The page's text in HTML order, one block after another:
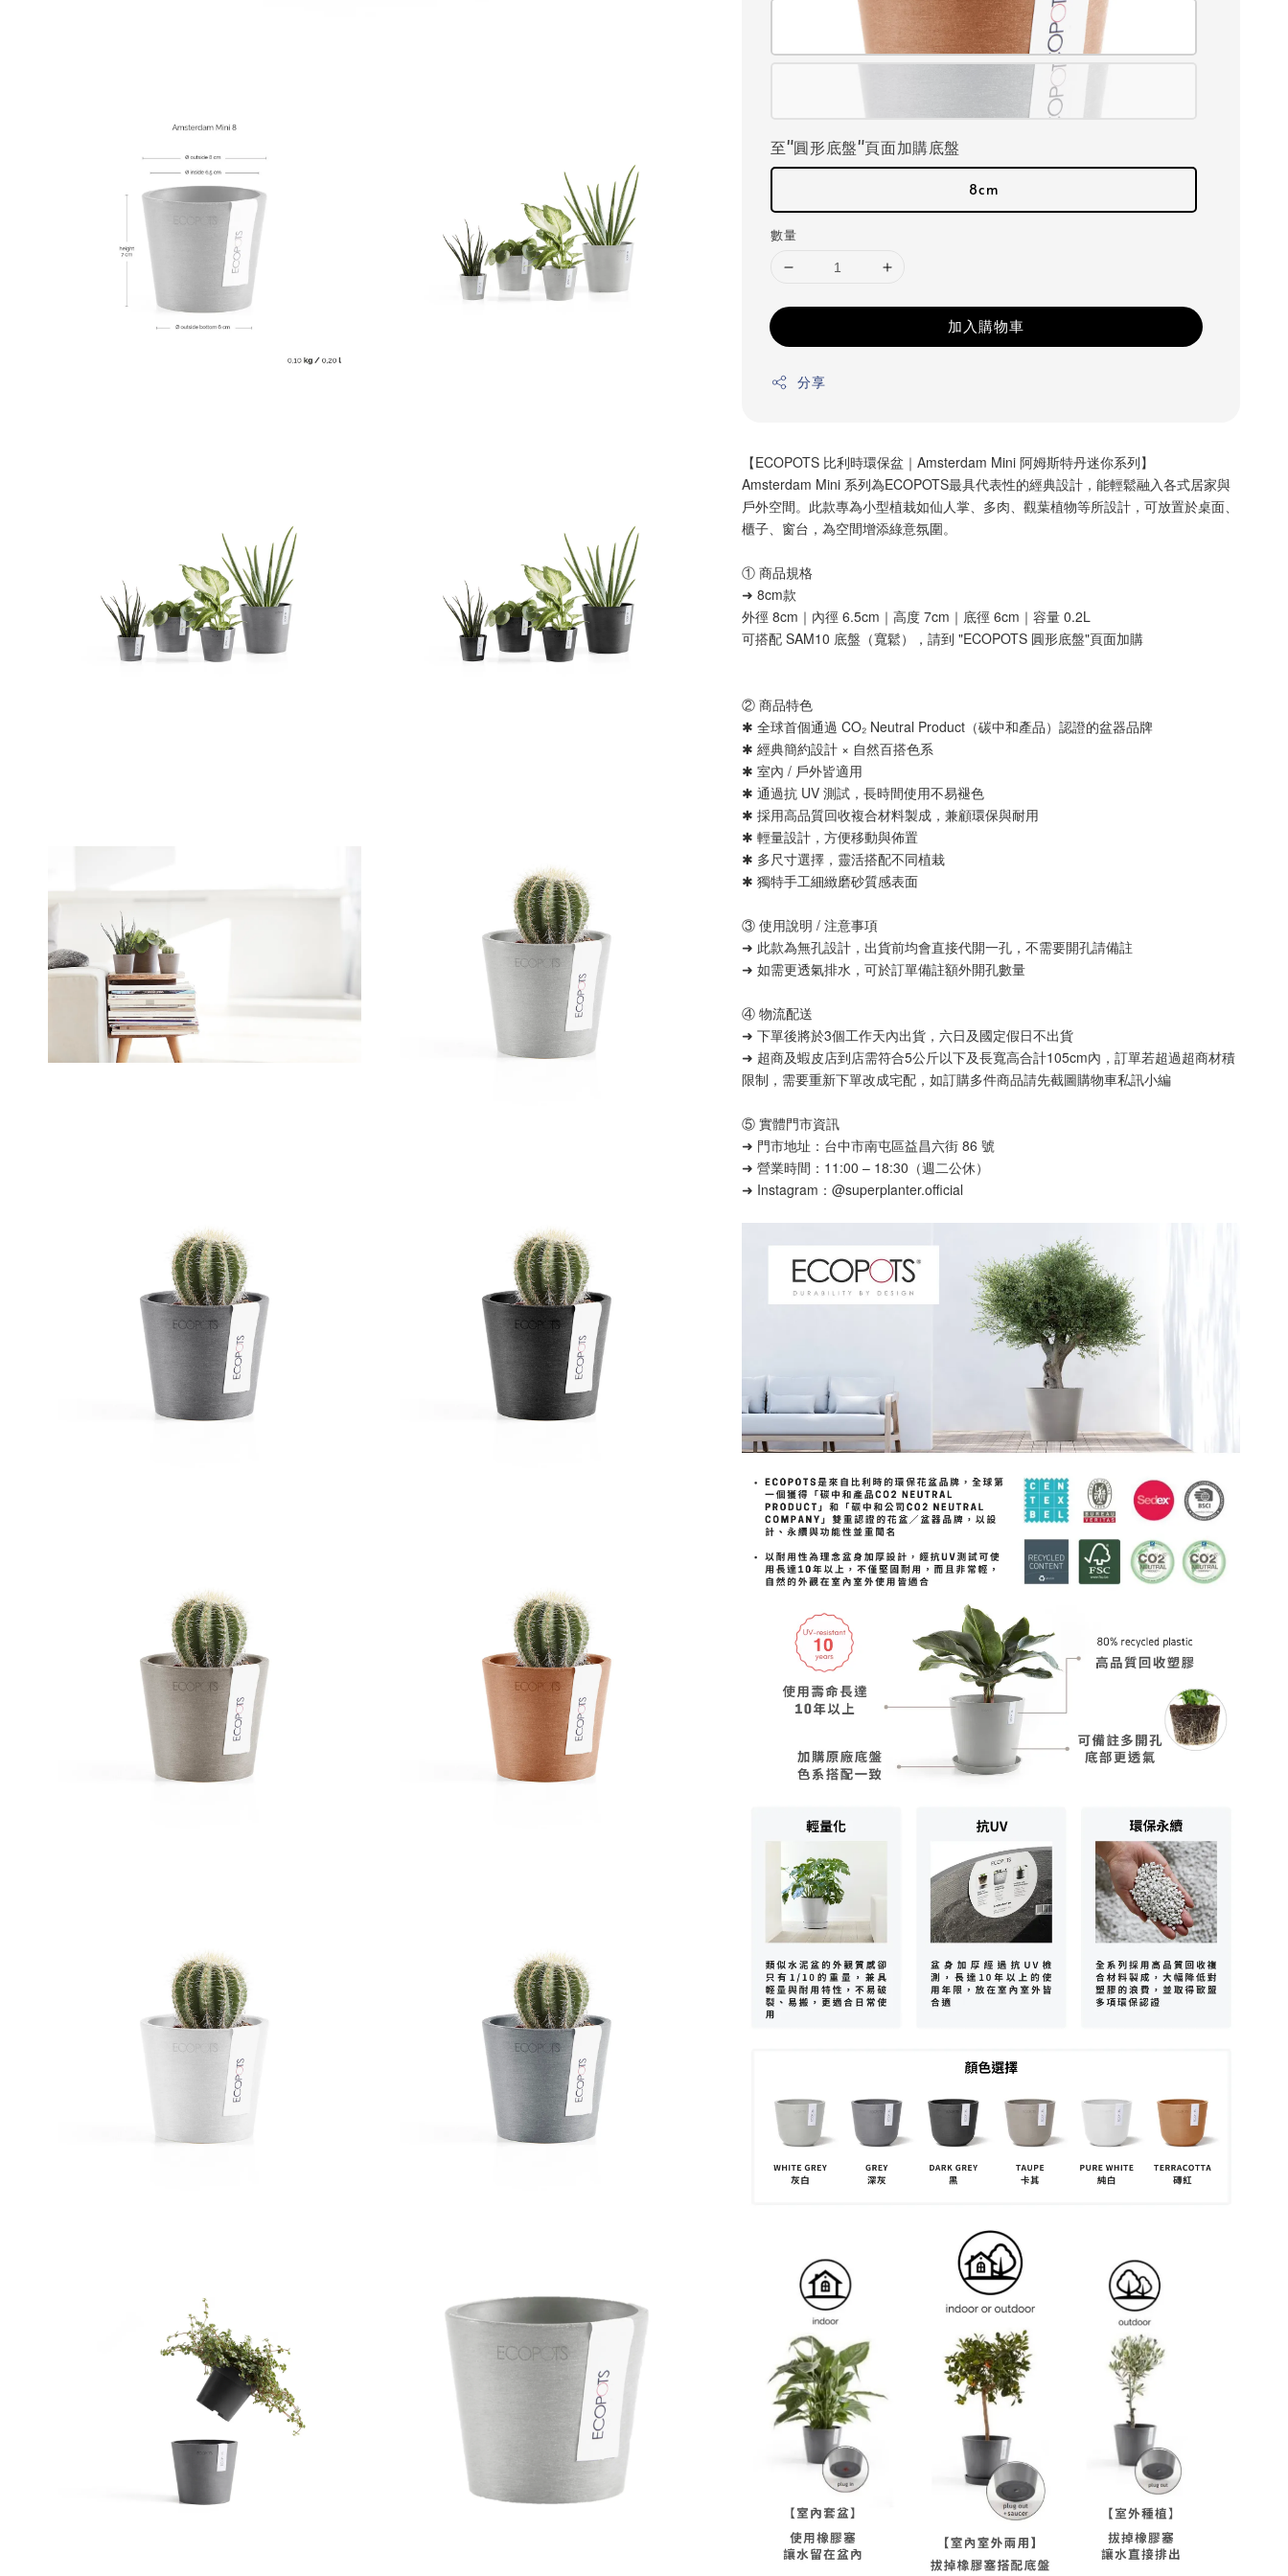
至"圓形底盤"頁面加購底盤
8cm
數量
加入購物車
分享
【ECOPOTS 比利時環保盆｜Amsterdam Mini 阿姆斯特丹迷你系列】
Amsterdam Mini 系列為ECOPOTS最具代表性的經典設計，能輕鬆融入各式居家與
戶外空間。此款專為小型植栽如仙人掌、多肉、觀葉植物等所設計，可放置於桌面、
櫃子、窗台，為空間增添綠意氛圍。
① 商品規格
➜ 8cm款
外徑 8cm｜內徑 6.5cm｜高度 7cm｜底徑 6cm｜容量 0.2L
可搭配 SAM10 底盤（寬鬆），請到 "ECOPOTS 圓形底盤"頁面加購
② 商品特色
✱ 全球首個通過 CO₂ Neutral Product（碳中和產品）認證的盆器品牌
✱ 經典簡約設計 × 自然百搭色系
✱ 室內 / 戶外皆適用
✱ 通過抗 UV 測試，長時間使用不易褪色
✱ 採用高品質回收複合材料製成，兼顧環保與耐用
✱ 輕量設計，方便移動與佈置
✱ 多尺寸選擇，靈活搭配不同植栽
✱ 獨特手工細緻磨砂質感表面
③ 使用說明 / 注意事項
➜ 此款為無孔設計，出貨前均會直接代開一孔，不需要開孔請備註
➜ 如需更透氣排水，可於訂單備註額外開孔數量
④ 物流配送
➜ 下單後將於3個工作天內出貨，六日及國定假日不出貨
➜ 超商及蝦皮店到店需符合5公斤以下及長寬高合計105cm內，訂單若超過超商材積
限制，需要重新下單改成宅配，如訂購多件商品請先截圖購物車私訊小編
⑤ 實體門市資訊
➜ 門市地址：台中市南屯區益昌六街 86 號
➜ 營業時間：11:00 – 18:30（週二公休）
➜ Instagram：@superplanter.official